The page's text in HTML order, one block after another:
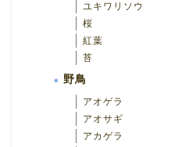
ユキワリソウ
桜
紅葉
苔
野鳥
アオゲラ
アオサギ
アカゲラ